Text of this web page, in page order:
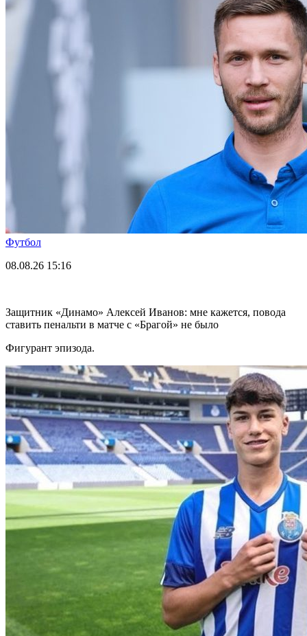
Футбол
08.08.26 15:16
Защитник «Динамо» Алексей Иванов: мне кажется, повода
ставить пенальти в матче с «Брагой» не было
Фигурант эпизода.